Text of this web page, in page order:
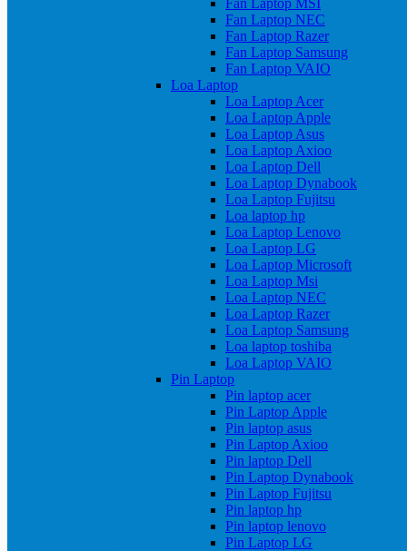
Fan Laptop MSI
Fan Laptop NEC
Fan Laptop Razer
Fan Laptop Samsung
Fan Laptop VAIO
Loa Laptop
Loa Laptop Acer
Loa Laptop Apple
Loa Laptop Asus
Loa Laptop Axioo
Loa Laptop Dell
Loa Laptop Dynabook
Loa Laptop Fujitsu
Loa laptop hp
Loa Laptop Lenovo
Loa Laptop LG
Loa Laptop Microsoft
Loa Laptop Msi
Loa Laptop NEC
Loa Laptop Razer
Loa Laptop Samsung
Loa laptop toshiba
Loa Laptop VAIO
Pin Laptop
Pin laptop acer
Pin Laptop Apple
Pin laptop asus
Pin Laptop Axioo
Pin laptop Dell
Pin Laptop Dynabook
Pin Laptop Fujitsu
Pin laptop hp
Pin laptop lenovo
Pin Laptop LG